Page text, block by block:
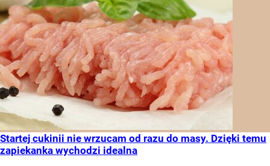
Startej cukinii nie wrzucam od razu do masy. Dzięki temu
zapiekanka wychodzi idealna